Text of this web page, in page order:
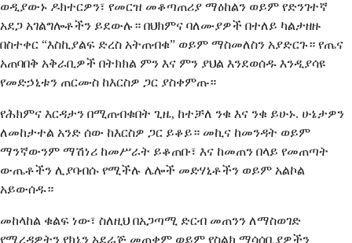
ወዲያውኑ ዶክተርዎን፣ የመርዝ መቆጣጠሪያ ማዕከልን ወይም የድንገተኛ
አደጋ አገልግሎቶችን ይደውሉ። በህክምና ባለሙያዎች በተለይ ካልታዘዙ
በስተቀር “እስኪያልፍ ድረስ አትጠብቁ” ወይም ማስመለስን አያድርጉ። የጤና
አጠባበቅ አቅራቢዎች በትክክል ምን እና ምን ያህል እንደወሰዱ እንዲያሳዩ
የመድኃኒቱን ጠርሙስ ከእርስዎ ጋር ያስቀምጡ።
የሕክምና እርዳታን በሚጠብቁበት ጊዜ, ከተቻለ ንቁ እና ንቁ ይሁኑ. ሁኔታዎን
ለመከታተል አንድ ሰው ከእርስዎ ጋር ይቆይ። መኪና ከመንዳት ወይም
ማንኛውንም ማሽነሪ ከመሥራት ይቆጠቡ፣ እና ከመጠን በላይ የመጠጣት
ውጤቶችን ሊያባብሱ የሚችሉ ሌሎች መድሃኒቶችን ወይም አልኮል
አይውሰዱ።
መከላከል ቁልፍ ነው፣ ስለዚህ በአጋጣሚ ድርብ መጠንን ለማስወገድ
የሚረዳዎትን የክኒን አደራጅ መጠቀም ወይም የስልክ ማሳሰቢያዎችን